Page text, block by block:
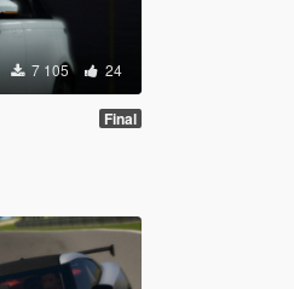
7 105 24
Final